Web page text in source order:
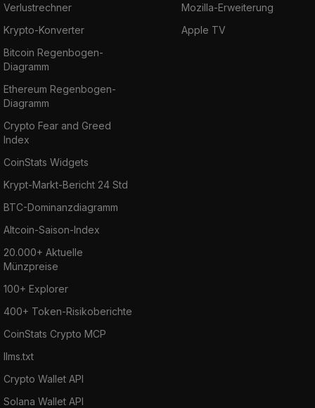
Verlustrechner
Krypto-Konverter
Bitcoin Regenbogen-
Diagramm
Ethereum Regenbogen-
Diagramm
Crypto Fear and Greed
Index
CoinStats Widgets
Krypt-Markt-Bericht 24 Std
BTC-Dominanzdiagramm
Altcoin-Saison-Index
20.000+ Aktuelle
Münzpreise
100+ Explorer
400+ Token-Risikoberichte
CoinStats Crypto MCP
llms.txt
Crypto Wallet API
Solana Wallet API
Mozilla-Erweiterung
Apple TV